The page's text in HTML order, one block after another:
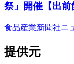
祭」開催【出前
食品産業新聞社ニ
提供元